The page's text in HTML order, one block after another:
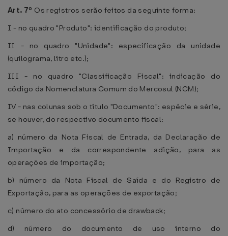
Art. 7º Os registros serão feitos da seguinte forma:
I - no quadro "Produto": identificação do produto;
II - no quadro "Unidade": especificação da unidade
(quilograma, litro etc.);
III - no quadro "Classificação Fiscal": indicação do
código da Nomenclatura Comum do Mercosul (NCM);
IV - nas colunas sob o título "Documento": espécie e série,
se houver, do respectivo documento fiscal:
a) número da Nota Fiscal de Entrada, da Declaração de
Importação e da correspondente adição, para as
operações de importação;
b) número da Nota Fiscal de Saída e do Registro de
Exportação, para as operações de exportação;
c) número do ato concessório de drawback;
d) número do documento de uso interno do